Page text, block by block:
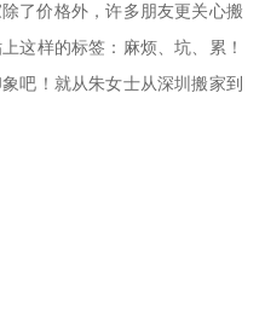
了价格外，许多朋友更关心搬
这样的标签：麻烦、坑、累！
吧！就从朱女士从深圳搬家到